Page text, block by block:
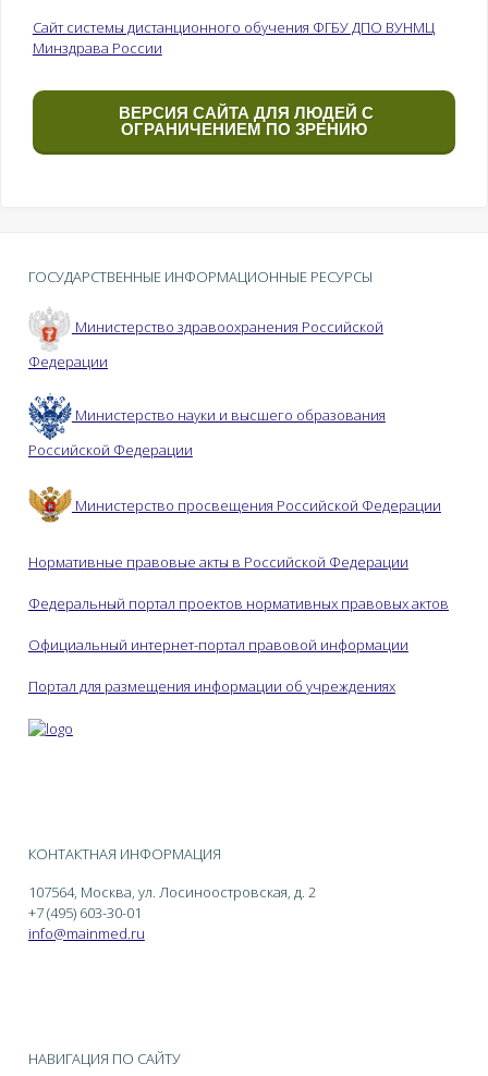
Сайт системы дистанционного обучения ФГБУ ДПО ВУНМЦ
Минздрава России
ВЕРСИЯ САЙТА ДЛЯ ЛЮДЕЙ С
ОГРАНИЧЕНИЕМ ПО ЗРЕНИЮ
ГОСУДАРСТВЕННЫЕ ИНФОРМАЦИОННЫЕ РЕСУРСЫ
Министерство здравоохранения Российской
Федерации
Министерство науки и высшего образования
Российской Федерации
Министерство просвещения Российской Федерации
Нормативные правовые акты в Российской Федерации
Федеральный портал проектов нормативных правовых актов
Официальный интернет-портал правовой информации
Портал для размещения информации об учреждениях
КОНТАКТНАЯ ИНФОРМАЦИЯ
107564, Москва, ул. Лосиноостровская, д. 2
+7 (495) 603-30-01
info@mainmed.ru
НАВИГАЦИЯ ПО САЙТУ